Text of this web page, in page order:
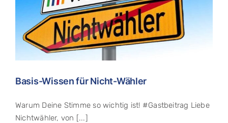
Basis-Wissen für Nicht-Wähler
Warum Deine Stimme so wichtig ist! #Gastbeitrag Liebe
Nichtwähler, von [...]